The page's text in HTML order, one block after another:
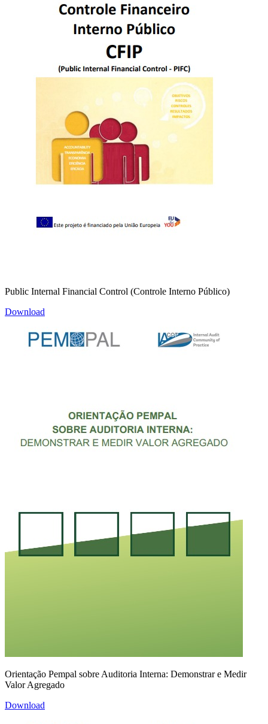
Public Internal Financial Control (Controle Interno Público)
Download
Orientação Pempal sobre Auditoria Interna: Demonstrar e Medir
Valor Agregado
Download